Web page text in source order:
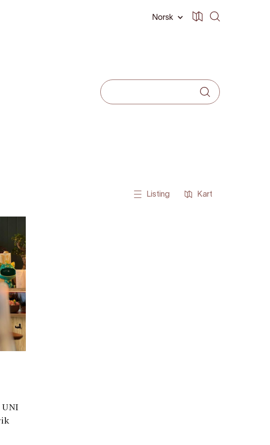
Norsk
Listing Kart